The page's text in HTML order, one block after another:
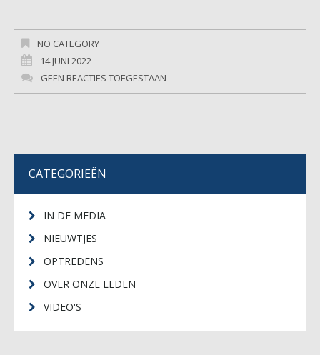
NO CATEGORY
14 JUNI 2022
GEEN REACTIES TOEGESTAAN
CATEGORIEËN
IN DE MEDIA
NIEUWTJES
OPTREDENS
OVER ONZE LEDEN
VIDEO'S